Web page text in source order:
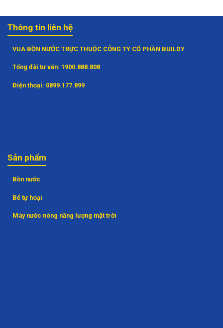
Thông tin liên hệ
VUA BỒN NƯỚC TRỰC THUỘC CÔNG TY CỔ PHẦN BUILDY
Tổng đài tư vấn: 1900.888.808
Điện thoại: 0899.177.899
Sản phẩm
Bồn nước
Bể tự hoại
Máy nước nóng năng lượng mặt trời